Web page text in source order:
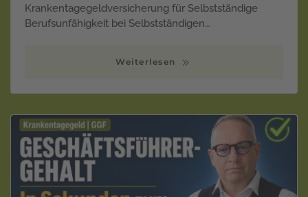
Krankentagegeldversicherung für Selbstständige
Berufsunfähigkeit bei Selbstständigen…
Weiterlesen